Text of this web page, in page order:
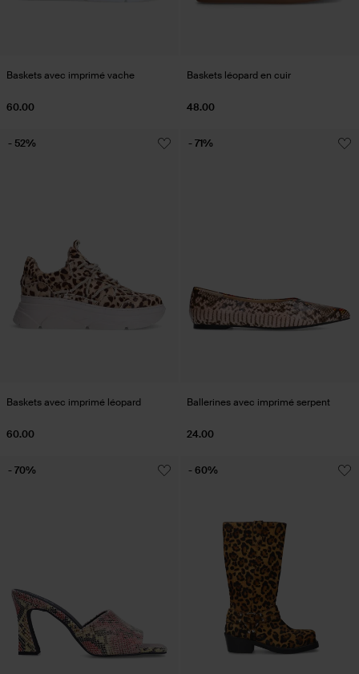
Baskets avec imprimé vache
60.00
Baskets léopard en cuir
48.00
Baskets avec imprimé léopard
60.00
- 52%
Ballerines avec imprimé serpent
24.00
- 71%
- 70% - 60%